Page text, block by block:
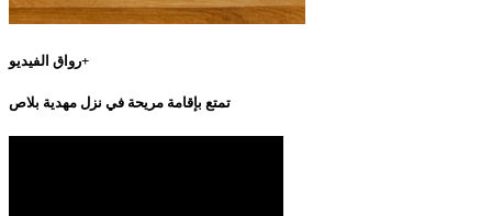
رواق الفيديو+
تمتع بإقامة مريحة في نزل مهدية بلاص